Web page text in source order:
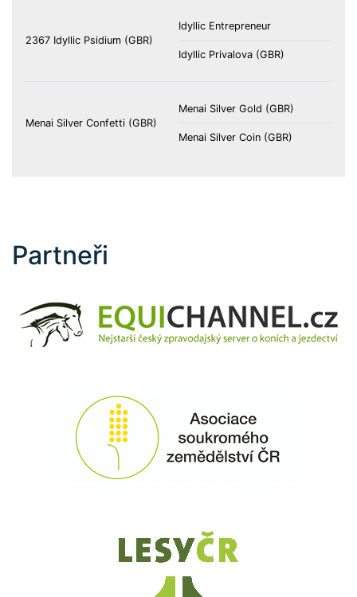
2367 Idyllic Psidium (GBR)
Idyllic Entrepreneur
Idyllic Privalova (GBR)
Menai Silver Confetti (GBR)
Menai Silver Gold (GBR)
Menai Silver Coin (GBR)
Partneři